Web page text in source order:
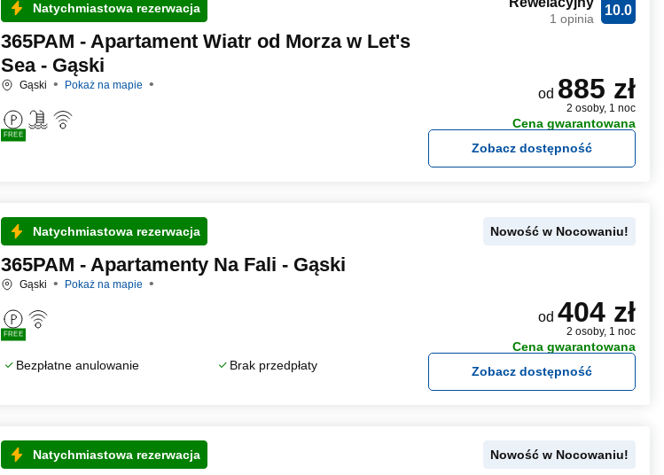
Natychmiastowa rezerwacja
365PAM - Apartament Wiatr od Morza w Let's
Sea - Gąski
Gąski Pokaż na mapie
FREE
10.0
1 opinia
od 885 zł
2 osoby, 1 noc
Cena gwarantowana
Zobacz dostępność
Natychmiastowa rezerwacja
365PAM - Apartamenty Na Fali - Gąski
Gąski Pokaż na mapie
FREE
Bezpłatne anulowanie Brak przedpłaty
Nowość w Nocowaniu!
od 404 zł
2 osoby, 1 noc
Cena gwarantowana
Zobacz dostępność
Natychmiastowa rezerwacja Nowość w Nocowaniu!